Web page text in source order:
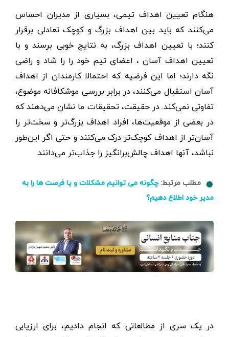
هنگام تعیین اهداف تیمی، بسیاری از مدیران احساس
می‌کنند که باید بین اهداف بزرگ و کوچک تعادلی برقرار
کنند؛ با تعیین اهداف بزرگ، به نتایج خوبی برسند و با
تعیین اهداف آسان ، اعضای تیم خود را را شاد و راضی
نگه‌ دارند؛ اما این فرضیه که احتمالا کارمندان از اهداف
آسان استقبال می‌کنند، در برابر بررسی موشکافانه موضوع،
تفاوتی نمی‌کند. در حقیقت، تحقیقات ما نشان می‌دهند که
در بعضی از موقعیت‌ها، افراد اهداف بزرگ‌تر و سخت‌تر را
آسان‌تر از اهداف کوچک‌تر درک می‌کنند و حتی اگر این‌‌طور
نباشد، آنها اهداف چالش‌برانگیز را جذاب‌تر می‌دانند.
مطلب مرتبط:چگونه می توانیم مشکلات و یا فرصت ها را به
مدیر خود اطلاع دهیم؟
در یک سری از مطالعاتی که انجام دادیم، برای ارزیابی